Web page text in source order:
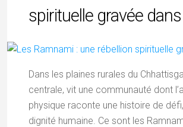
spirituelle gravée
Dans les plaines rurales du
centrale, vit une communauté dont
physique raconte une histoire de
dignité humaine. Ce sont les